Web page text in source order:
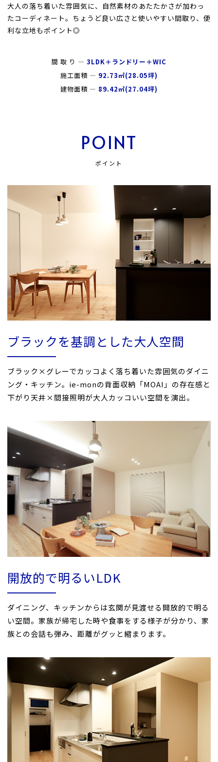
大人の落ち着いた雰囲気に、自然素材のあたたかさが加わっ
たコーディネート。ちょうど良い広さと使いやすい間取り、便
利な立地もポイント◎
間 取 り ― 3LDK＋ランドリー＋WIC
施工面積 ― 92.73㎡(28.05坪)
建物面積 ― 89.42㎡(27.04坪)
POINT
ポイント
ブラックを基調とした大人空間
ブラック×グレーでカッコよく落ち着いた雰囲気のダイニ
ング・キッチン。ie-monの背面収納「MOAI」の存在感と
下がり天井×間接照明が大人カッコいい空間を演出。
開放的で明るいLDK
ダイニング、キッチンからは玄関が見渡せる開放的で明る
い空間。家族が帰宅した時や食事をする様子が分かり、家
族との会話も弾み、距離がグッと縮まります。